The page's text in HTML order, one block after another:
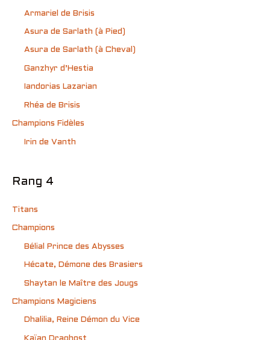
Armariel de Brisis
Asura de Sarlath (à Pied)
Asura de Sarlath (à Cheval)
Ganzhyr d’Hestia
Iandorias Lazarian
Rhéa de Brisis
Champions Fidèles
Irin de Vanth
Rang 4
Titans
Champions
Bélial Prince des Abysses
Hécate, Démone des Brasiers
Shaytan le Maître des Jougs
Champions Magiciens
Dhalilia, Reine Démon du Vice
Kaïan Draghost